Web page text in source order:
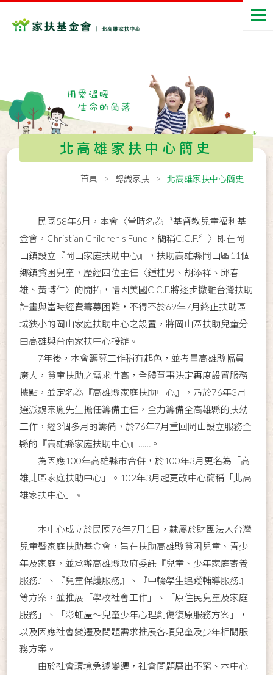
北高雄家扶中心簡史
首頁 認識家扶 北高雄家扶中心簡史
民國58年6月，本會〈當時名為〝基督教兒童福利基
金會，Christian Children's Fund，簡稱C.C.F.〞〉即在岡
山鎮設立『岡山家庭扶助中心』，扶助高雄縣岡山區11個
鄉鎮貧困兒童，歷經四位主任〈鍾桂男、胡添祥、邱春
雄、黃博仁〉的開拓，惜因美國C.C.F.將逐步撤離台灣扶助
計畫與當時經費籌募困難，不得不於69年7月終止扶助區
域狹小的岡山家庭扶助中心之設置，將岡山區扶助兒童分
由高雄與台南家扶中心接辦。
7年後，本會籌募工作稍有起色，並考量高雄縣幅員
廣大，貧童扶助之需求性高，全體董事決定再度設置服務
據點，並定名為『高雄縣家庭扶助中心』，乃於76年3月
選派魏宗胤先生擔任籌備主任，全力籌備全高雄縣的扶幼
工作，經3個多月的籌備，於76年7月重回岡山設立服務全
縣的『高雄縣家庭扶助中心』……。
為因應100年高雄縣市合併，於100年3月更名為「高
雄北區家庭扶助中心」。102年3月起更改中心簡稱「北高
雄家扶中心」。
本中心成立於民國76年7月1日，隸屬於財團法人台灣
兒童暨家庭扶助基金會，旨在扶助高雄縣貧困兒童、青少
年及家庭，並承辦高雄縣政府委託『兒童、少年家庭寄養
服務』、『兒童保護服務』、『中輟學生追蹤輔導服務』
等方案，並推展「學校社會工作」、「原住民兒童及家庭
服務」、「彩虹屋～兒童少年心理創傷復原服務方案」，
以及因應社會變遷及問題需求推展各項兒童及少年相關服
務方案。
由於社會環境急遽變遷，社會問題層出不窮、本中心